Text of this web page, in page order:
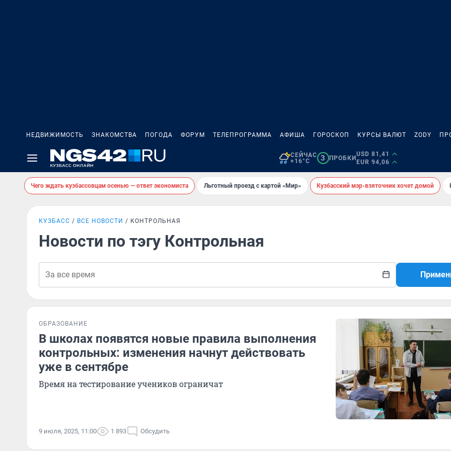
НЕДВИЖИМОСТЬ ЗНАКОМСТВА ПОГОДА ФОРУМ ТЕЛЕПРОГРАММА АФИША ГОРОСКОП КУРСЫ ВАЛЮТ ZODY
СЕЙЧАС
+16°C
3 ПРОБКИ
USD 81,41
EUR 94,06
Чего ждать кузбассовцам осенью — ответ экономиста Льготный проезд с картой «Мир» Кузбасский мэр-взяточник хочет домой
КУЗБАСС ВСЕ НОВОСТИ КОНТРОЛЬНАЯ
Новости по тэгу Контрольная
ОБРАЗОВАНИЕ
В школах появятся новые правила выполнения
контрольных: изменения начнут действовать
уже в сентябре
Время на тестирование учеников ограничат
9 июля, 2025, 11:00 1 893 Обсудить